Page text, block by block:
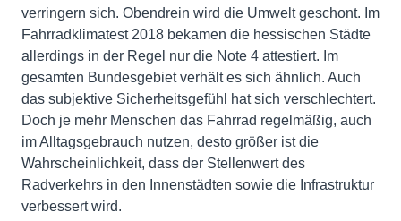
verringern sich. Obendrein wird die Umwelt geschont. Im
Fahrradklimatest 2018 bekamen die hessischen Städte
allerdings in der Regel nur die Note 4 attestiert. Im
gesamten Bundesgebiet verhält es sich ähnlich. Auch
das subjektive Sicherheitsgefühl hat sich verschlechtert.
Doch je mehr Menschen das Fahrrad regelmäßig, auch
im Alltagsgebrauch nutzen, desto größer ist die
Wahrscheinlichkeit, dass der Stellenwert des
Radverkehrs in den Innenstädten sowie die Infrastruktur
verbessert wird.